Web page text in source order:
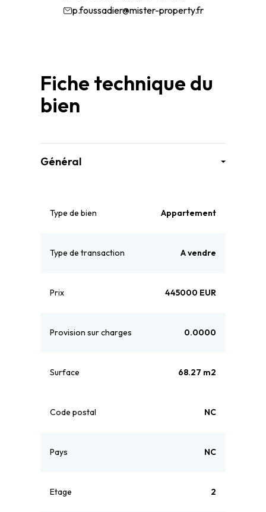
p.foussadier@mister-property.fr
Fiche technique du
bien
Général
Type de bien Appartement
Type de transaction A vendre
Prix 445000 EUR
Provision sur charges 0.0000
Surface 68.27 m2
Code postal NC
Pays NC
Etage 2